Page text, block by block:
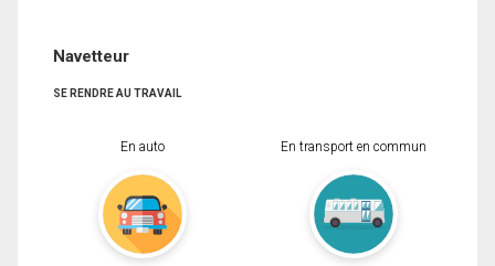
Navetteur
SE RENDRE AU TRAVAIL
En auto En transport en commun